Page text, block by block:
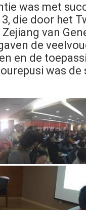
was met
die door het
van
de
en de
was